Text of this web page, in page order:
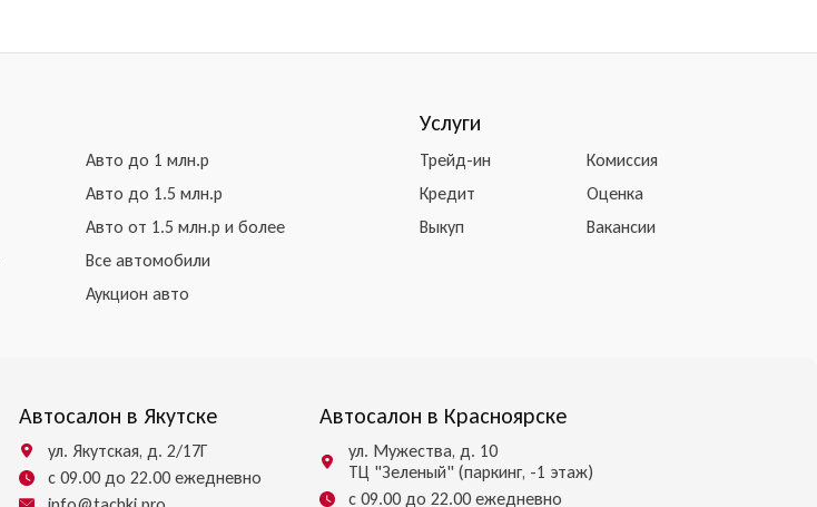
Авто до 1 млн.р
Авто до 1.5 млн.р
Авто от 1.5 млн.р и более
Все автомобили
Аукцион авто
Услуги
Трейд-ин
Кредит
Выкуп
Комиссия
Оценка
Вакансии
Автосалон в Якутске
ул. Якутская, д. 2/17Г
с 09.00 до 22.00 ежедневно
Автосалон в Красноярске
ул. Мужества, д. 10
ТЦ "Зеленый" (паркинг, -1 этаж)
с 09.00 до 22.00 ежедневно